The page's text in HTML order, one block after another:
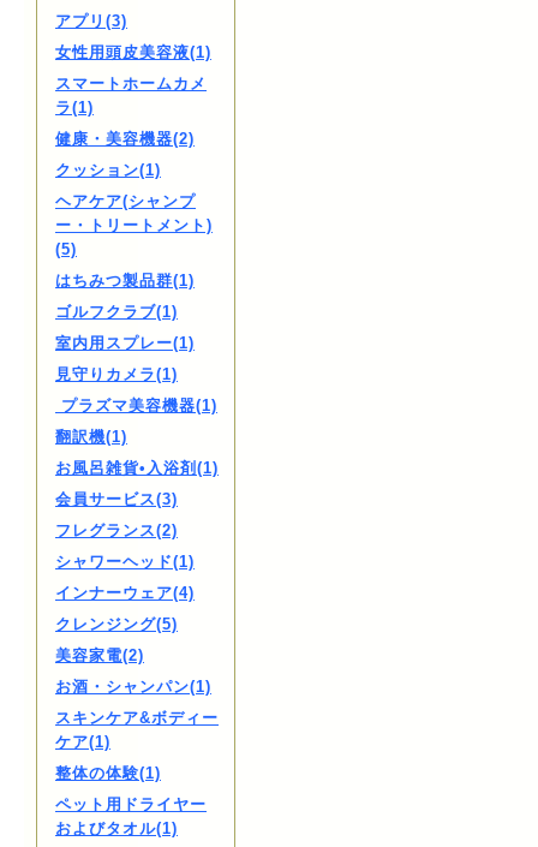
アプリ(3)
女性用頭皮美容液(1)
スマートホームカメ
ラ(1)
健康・美容機器(2)
クッション(1)
ヘアケア(シャンプ
ー・トリートメント)
(5)
はちみつ製品群(1)
ゴルフクラブ(1)
室内用スプレー(1)
見守りカメラ(1)
プラズマ美容機器(1)
翻訳機(1)
お風呂雑貨•入浴剤(1)
会員サービス(3)
フレグランス(2)
シャワーヘッド(1)
インナーウェア(4)
クレンジング(5)
美容家電(2)
お酒・シャンパン(1)
スキンケア&ボディー
ケア(1)
整体の体験(1)
ペット用ドライヤー
およびタオル(1)